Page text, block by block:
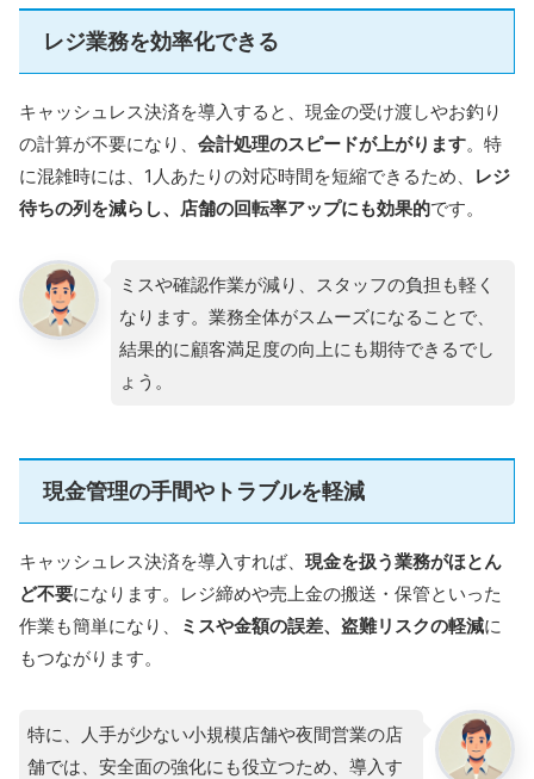
ます。
ン を開催中。初期費用を抑えて決済端末を導入したい事
業者におすすめです。
月額料金も不要で、楽天銀行を振込先に設
のも安心ポイント。初めてキャッシュレス
を導入する方でも使いやすいサービスで
す。
公式HPはこちら
レジ業務を効率化できる
キャッシュレス決済を導入すると、現金の受け渡しやお釣り
の計算が不要になり、 会計処理のスピードが上がります。特
に混雑時には、1人あたりの対応時間を短縮できるため、
レジ
待ちの列を減らし、店舗の回転率アップにも効果的です。
ミスや確認作業が減り、スタッフの負担も軽く
なります。業務全体がスムーズになることで、
結果的に顧客満足度の向上にも期待できるでし
ょう。
現金管理の手間やトラブルを軽減
キャッシュレス決済を導入すれば、 現金を扱う業務がほとん
ど不要になります。レジ締めや売上金の搬送・保管といった
作業も簡単になり、
ミスや金額の誤差、盗難リスクの軽減に
もつながります。
特に、人手が少ない小規模店舗や夜間営業の店
舗では、安全面の強化にも役立つため、導入す